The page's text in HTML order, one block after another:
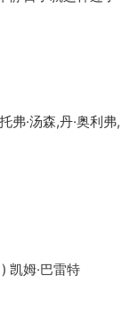
·汤森,丹·奥利弗,
姆·巴雷特